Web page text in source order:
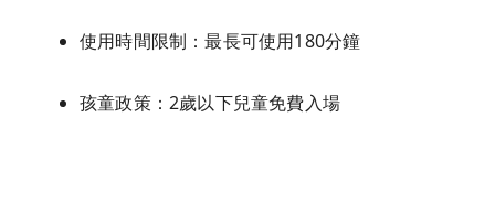
使用時間限制：最長可使用180分鐘
孩童政策：2歲以下兒童免費入場